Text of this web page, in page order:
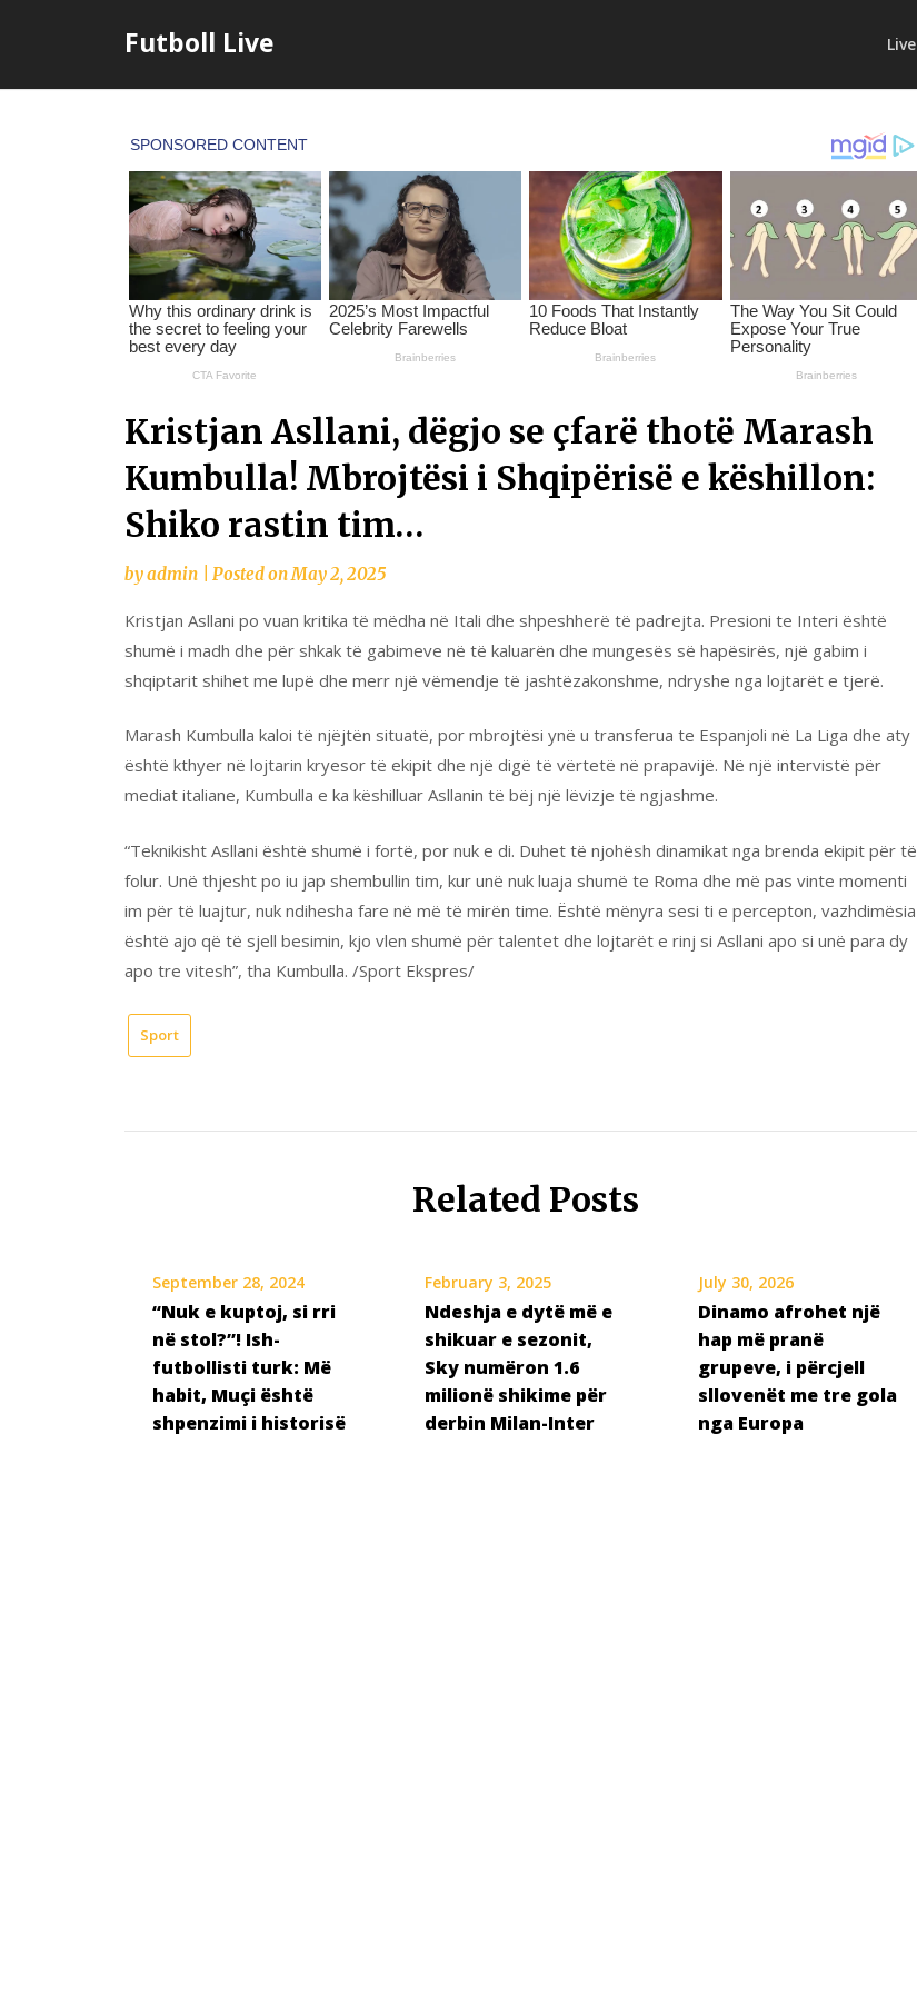
Futboll Live Live
Kristjan Asllani, dëgjo se çfarë thotë Marash
Kumbulla! Mbrojtësi i Shqipërisë e këshillon:
Shiko rastin tim…
byadmin Posted onMay 2, 2025
Kristjan Asllani po vuan kritika të mëdha në Itali dhe shpeshherë të padrejta. Presioni te Interi është
shumë i madh dhe për shkak të gabimeve në të kaluarën dhe mungesës së hapësirës, një gabim i
shqiptarit shihet me lupë dhe merr një vëmendje të jashtëzakonshme, ndryshe nga lojtarët e tjerë.
Marash Kumbulla kaloi të njëjtën situatë, por mbrojtësi ynë u transferua te Espanjoli në La Liga dhe aty
është kthyer në lojtarin kryesor të ekipit dhe një digë të vërtetë në prapavijë. Në një intervistë për
mediat italiane, Kumbulla e ka këshilluar Asllanin të bëj një lëvizje të ngjashme.
“Teknikisht Asllani është shumë i fortë, por nuk e di. Duhet të njohësh dinamikat nga brenda ekipit për të
folur. Unë thjesht po iu jap shembullin tim, kur unë nuk luaja shumë te Roma dhe më pas vinte momenti
im për të luajtur, nuk ndihesha fare në më të mirën time. Është mënyra sesi ti e percepton, vazhdimësia
është ajo që të sjell besimin, kjo vlen shumë për talentet dhe lojtarët e rinj si Asllani apo si unë para dy
apo tre vitesh”, tha Kumbulla. /Sport Ekspres/
Sport
Related Posts
September 28, 2024
“Nuk e kuptoj, si rri
në stol?”! Ish-
futbollisti turk: Më
habit, Muçi është
shpenzimi i historisë
February 3, 2025
Ndeshja e dytë më e
shikuar e sezonit,
Sky numëron 1.6
milionë shikime për
derbin Milan-Inter
July 30, 2026
Dinamo afrohet një
hap më pranë
grupeve, i përcjell
sllovenët me tre gola
nga Europa